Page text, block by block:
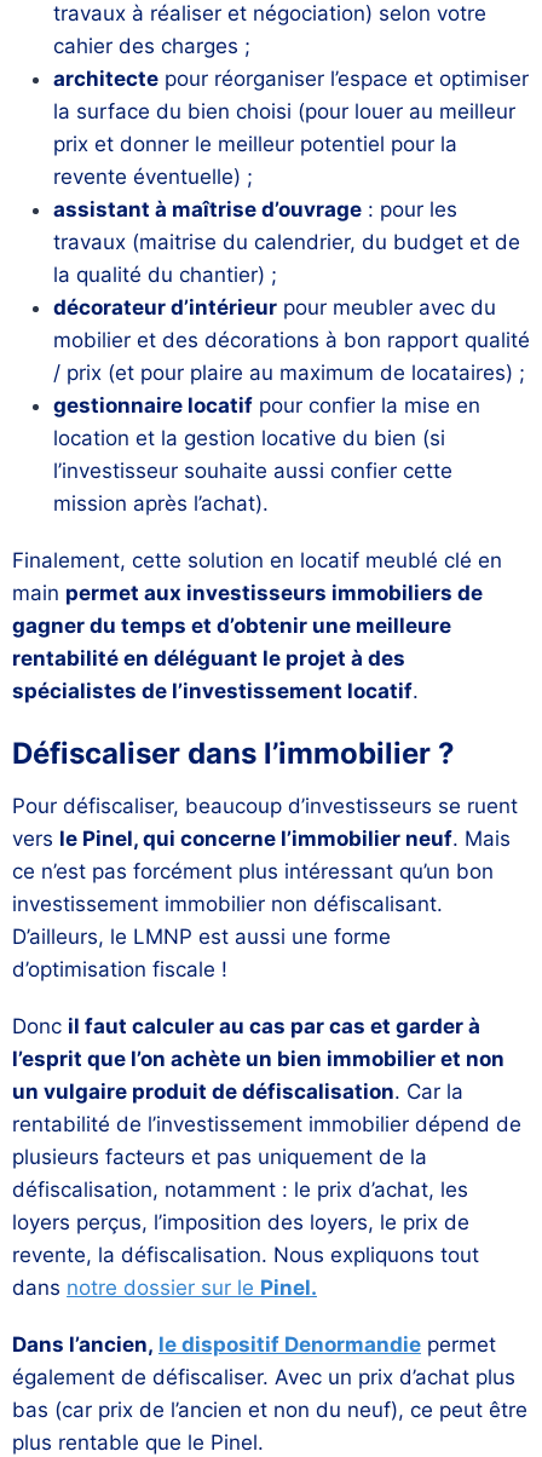
travaux à réaliser et négociation) selon votre
cahier des charges ;
architecte pour réorganiser l’espace et optimiser
la surface du bien choisi (pour louer au meilleur
prix et donner le meilleur potentiel pour la
revente éventuelle) ;
assistant à maîtrise d’ouvrage : pour les
travaux (maitrise du calendrier, du budget et de
la qualité du chantier) ;
décorateur d’intérieur pour meubler avec du
mobilier et des décorations à bon rapport qualité
/ prix (et pour plaire au maximum de locataires) ;
gestionnaire locatif pour confier la mise en
location et la gestion locative du bien (si
l’investisseur souhaite aussi confier cette
mission après l’achat).
Finalement, cette solution en locatif meublé clé en
main permet aux investisseurs immobiliers de
gagner du temps et d’obtenir une meilleure
rentabilité en déléguant le projet à des
spécialistes de l’investissement locatif.
Défiscaliser dans l’immobilier ?
Pour défiscaliser, beaucoup d’investisseurs se ruent
vers le Pinel, qui concerne l’immobilier neuf. Mais
ce n’est pas forcément plus intéressant qu’un bon
investissement immobilier non défiscalisant.
D’ailleurs, le LMNP est aussi une forme
d’optimisation fiscale !
Donc il faut calculer au cas par cas et garder à
l’esprit que l’on achète un bien immobilier et non
un vulgaire produit de défiscalisation. Car la
rentabilité de l’investissement immobilier dépend de
plusieurs facteurs et pas uniquement de la
défiscalisation, notamment : le prix d’achat, les
loyers perçus, l’imposition des loyers, le prix de
revente, la défiscalisation. Nous expliquons tout
dans notre dossier sur le Pinel.
Dans l’ancien, le dispositif Denormandie permet
également de défiscaliser. Avec un prix d’achat plus
bas (car prix de l’ancien et non du neuf), ce peut être
plus rentable que le Pinel.